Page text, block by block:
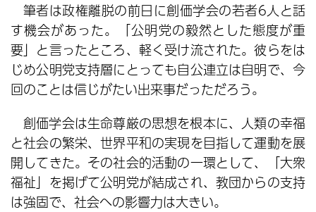
筆者は政権離脱の前日に創価学会の若者6人と話
す機会があった。「公明党の毅然とした態度が重
要」と言ったところ、軽く受け流された。彼らをは
じめ公明党支持層にとっても自公連立は自明で、今
回のことは信じがたい出来事だっただろう。
創価学会は生命尊厳の思想を根本に、人類の幸福
と社会の繁栄、世界平和の実現を目指して運動を展
開してきた。その社会的活動の一環として、「大衆
福祉」を掲げて公明党が結成され、教団からの支持
は強固で、社会への影響力は大きい。